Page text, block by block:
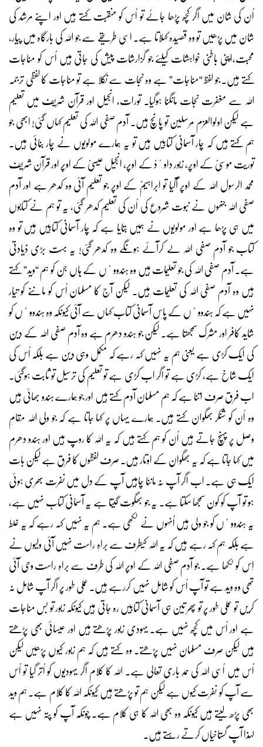
اُن کی شان میں اگر کچھ پڑھا جائے تو اُس کو منقبت کہتے ہیں اور اپنے مرشد کی
شان میں پڑھیں تو وہ قصیدہ کہلاتا ہے۔ اسی طریقے سے جو اللہ کی بارگاہ میں پیار،
محبت،اپنی باطنی خواہشات کیلئے جو گزارشات پیش کی جاتی ہیں اُس کو مناجات
کہتے ہیں۔ جو لفظ “مناجات” ہے وہ نجات سے نکلا ہے تو مناجات کا لفظی ترجمہ
اللہ سے مغفرت نجات مانگنا ہوگیا۔ تورات، انجیل اور قرآن شریف میں تعلیم
ہے لیکن اولوالعزم مرسلین تو پانچ ہیں۔ آدم صفی اللہ کی تعلیم کہاں گئی! ابھی جو
ہم کہتے ہیں کہ چار آسمانی کتابیں ہیں تو یہ ہمارے مولویوں نے چار بنائی ہیں۔
توریت موسٰیؑ کے اوپر، زبور داوٴدؑ کے اوپر، انجیل عیسٰیؑ کے اوپر اور قرآن شریف
محمد الرسول اللہ کے اوپر آگیا تو ابراہیمؑ کے اوپر جو تعلیم آئی وہ کدھر ہے اور آدم
صفی اللہ جنھوں نے نبوت شروع کی اُن کی تعلیم کدھر گئی، یہ تو ہم نے کتابوں
میں ہی پڑھا ہے اور مولویوں نے ہمیں بتایا ہے کہ چار آسمانی کتابیں ہیں تو وہ
کتاب جو آدم صفی اللہ لے کرآئے ہونگے وہ کدھر گئی! یہ بہت بڑی ذیادتی
ہے۔ آدم صفی اللہ کی جو تعلیمات ہیں وہ ہندووٴں کے ہاں جن کو ہم “وید” کہتے
ہیں وہ آدم صفی اللہ کی تعلیمات ہیں۔ لیکن آج کا مسلمان اُس کو ماننے کو تیار
نہیں ہے کہ ہندووٴں کے پاس آسمانی کتاب کہاں سے آئی کیونکہ وہ ہندووٴں کو
شاید کافر اور مشرک سمجھتا ہے۔ لیکن جو ہندو دھرم ہے وہ آدم صفی اللہ کے دین
کی ایک کڑی ہے یعنی ہم یہ نہیں کہہ رہے کہ مکمل وہی دین ہے بلکہ اُس کی
ایک شاخ ہے، کڑی ہے تو اگر اب کڑی ہے تو تعلیم کی ترسیل تو ثابت ہوگئی۔
اب فرق صرف اتنا ہے کہ ہم مسلمان آدم کہتے ہیں اور جو ہمارے ہندو بھائی ہیں
وہ اُن کو شنکر بھگوان کہتے ہیں۔ ہمارے یہاں پر کہا جاتا ہے کہ جو ولی اللہ مقامِ
وصل پر پہنچ جاتے ہیں اُن کو ہم کہتے ہیں کہ یہ اللہ کا روپ ہیں اور ہندو دھرم
میں کہا جاتا ہے کہ یہ بھگوان کے اوتار ہیں۔ صرف لفظوں کا فرق ہے لیکن بات
ایک ہی ہے۔ اب اگر آپ نہ ماننا چاہیں آپ کے دل میں نفرت بھری ہوئی
ہو تو آپ کو کون سمجھا سکتا ہے۔ یہ جو بھگوت گیتا ہے یہ آسمانی کتاب نہیں ہے،
یہ ہندووٴں کو جو ولی ہیں اُنہوں نے لکھی ہے۔ ہم یہ نہیں کہہ رہے کہ یہ غلط
ہے بلکہ ہم کہہ رہے ہیں کہ یہ اللہ کیطرف سے براہِ راست نہیں آئی ولیوں نے
اِس کو لکھا ہے۔ جو آدم صفی اللہ کے اوپر اللہ کی طرف سے براہِ راست وحی آئی
تھی وہ وید ہے تو آپ اُس کو شامل نہیں کررہے ہیں۔ عملی طور پر اگر آپ شامل نہ
کریں تو عملی طور پر تو پھر تین ہی آسمانی کتابیں رہ جاتی ہیں کیونکہ زبور تو بس مناجات
ہے اور اُس میں کچھ نہیں ہے۔ یہودی زبور پڑھتے ہیں اور عیسائی بھی پڑھتے
ہیں لیکن صرف مسلمان نہیں پڑھتے۔ وہ کہتے ہیں کہ ہم زبور کیوں پڑھیں لیکن
اُس میں اُسی اللہ کی حمدِ باری تعالی ہے۔ اللہ کا کلام اگر یہودیوں کو اُتر گیا تو اُس
سے آپ کو نفرت کیوں ہے لیکن ہم تو پڑھتے ہیں کیونکہ اللہ کا کلام ہے۔ ہم وید
بھی پڑھ لیتے ہیں کیونکہ وہ بھی اللہ کا ہی کلام ہے۔ چونکہ آپ کو پتہ نہیں ہے
لہٰذا آپ گستاخیاں کرتے رہتے ہیں۔